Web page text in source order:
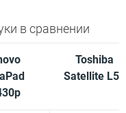
в сравнении
Toshiba
Satellite L50